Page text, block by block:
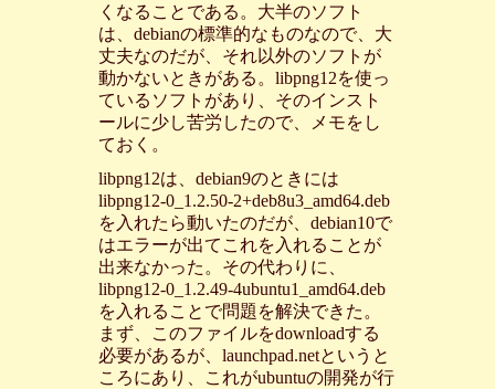
くなることである。大半のソフト
は、debianの標準的なものなので、大
丈夫なのだが、それ以外のソフトが
動かないときがある。libpng12を使っ
ているソフトがあり、そのインスト
ールに少し苦労したので、メモをし
ておく。
libpng12は、debian9のときには
libpng12-0_1.2.50-2+deb8u3_amd64.deb
を入れたら動いたのだが、debian10で
はエラーが出てこれを入れることが
出来なかった。その代わりに、
libpng12-0_1.2.49-4ubuntu1_amd64.deb
を入れることで問題を解決できた。
まず、このファイルをdownloadする
必要があるが、launchpad.netというと
ころにあり、これがubuntuの開発が行